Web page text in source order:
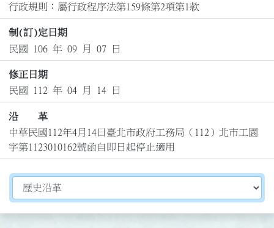
行政規則：屬行政程序法第159條第2項第1款
制(訂)定日期
民國 106 年 09 月 07 日
修正日期
民國 112 年 04 月 14 日
沿 革
中華民國112年4月14日臺北市政府工務局（112）北市工園
字第1123010162號函自即日起停止適用
切換選擇法規資訊內容